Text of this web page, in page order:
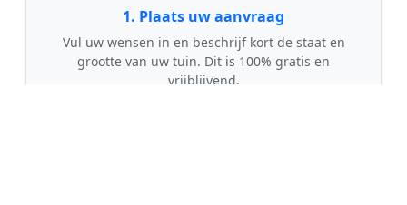
1. Plaats uw aanvraag
Vul uw wensen in en beschrijf kort de staat en
grootte van uw tuin. Dit is 100% gratis en
vrijblijvend.